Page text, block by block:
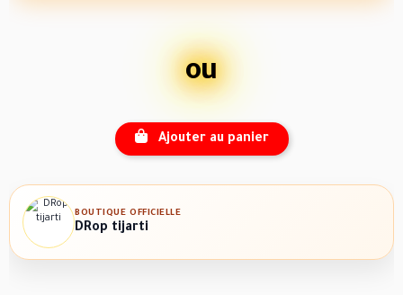
ou
Ajouter au panier
BOUTIQUE OFFICIELLE
DRop tijarti